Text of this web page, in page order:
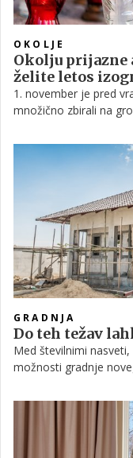
OKOLJE
Okolju prijazne
želite letos
1. november je pred
množično zbirali na
obremeni naše okolje.
odpovemo klasičnim
nekaj dni kasneje
potrebuje zelo dolgo
nekaj dobrega za
izberete okolju
GRADNJA
Do teh težav
Med številnimi
možnosti gradnje
tudi vrednost tega
določenih težav, to
izpeljana kakovostno.